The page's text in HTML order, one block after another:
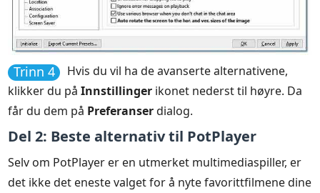
Trinn 4
Hvis du vil ha de avanserte alternativene,
klikker du påInnstillinger ikonet nederst til høyre. Da
får du dem på Preferanserdialog.
Del 2: Beste alternativ til PotPlayer
Selv om PotPlayer er en utmerket multimediaspiller, er
det ikke det eneste valget for å nyte favorittfilmene dine